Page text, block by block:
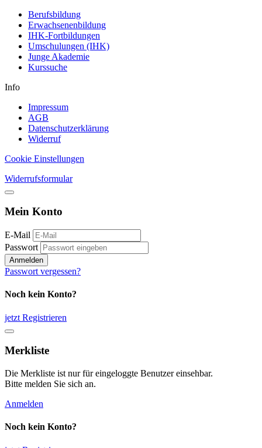
Berufsbildung
Erwachsenenbildung
IHK-Fortbildungen
Umschulungen (IHK)
Junge Akademie
Kurssuche
Info
Impressum
AGB
Datenschutzerklärung
Widerruf
Cookie Einstellungen
Widerrufsformular
Mein Konto
E-Mail
Passwort
Anmelden
Passwort vergessen?
Noch kein Konto?
jetzt Registrieren
Merkliste
Die Merkliste ist nur für eingeloggte Benutzer einsehbar.
Bitte melden Sie sich an.
Anmelden
Noch kein Konto?